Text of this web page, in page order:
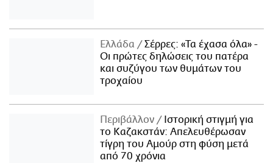
Ελλάδα
Σέρρες: «Τα έχασα όλα» -
Οι πρώτες δηλώσεις του πατέρα
και συζύγου των θυμάτων του
τροχαίου
Περιβάλλον
Ιστορική στιγμή για
το Καζακστάν: Απελευθέρωσαν
τίγρη του Αμούρ στη φύση μετά
από 70 χρόνια